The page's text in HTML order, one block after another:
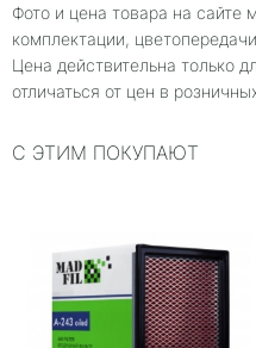
Фото и цена товара на сайте
комплектации,
Цена действительна только
отличаться от цен в
С ЭТИМ ПОКУПАЮТ